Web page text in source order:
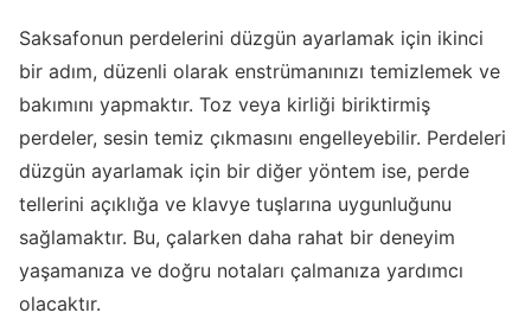
Saksafonun perdelerini düzgün ayarlamak için ikinci
bir adım, düzenli olarak enstrümanınızı temizlemek ve
bakımını yapmaktır. Toz veya kirliği biriktirmiş
perdeler, sesin temiz çıkmasını engelleyebilir. Perdeleri
düzgün ayarlamak için bir diğer yöntem ise, perde
tellerini açıklığa ve klavye tuşlarına uygunluğunu
sağlamaktır. Bu, çalarken daha rahat bir deneyim
yaşamanıza ve doğru notaları çalmanıza yardımcı
olacaktır.